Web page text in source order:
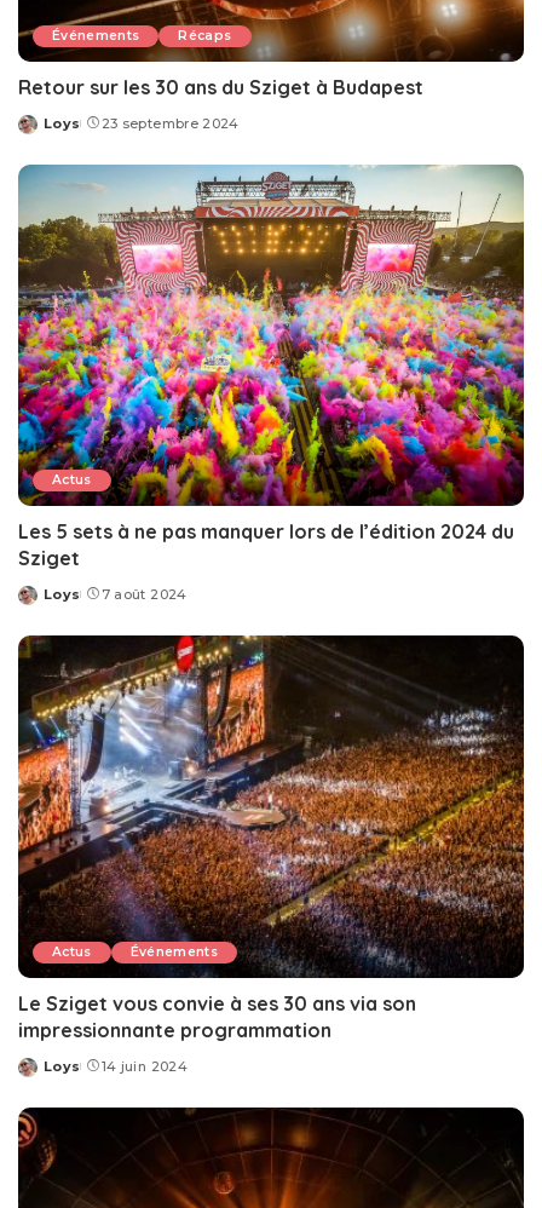
Événements Récaps
Retour sur les 30 ans du Sziget à Budapest
Posted
Loys 23 septembre 2024
Actus
Les 5 sets à ne pas manquer lors de l’édition 2024 du
Sziget
Posted
Loys 7 août 2024
Actus Événements
Le Sziget vous convie à ses 30 ans via son
impressionnante programmation
Posted
Loys 14 juin 2024